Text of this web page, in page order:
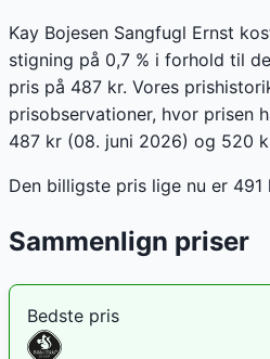
Kay Bojesen Sangfugl Ernst
stigning på 0,7 % i forhold til
pris på 487 kr. Vores
prisobservationer, hvor prisen
487 kr (08. juni 2026) og 520
Den billigste pris lige nu er 491
Sammenlign priser
Bedste pris